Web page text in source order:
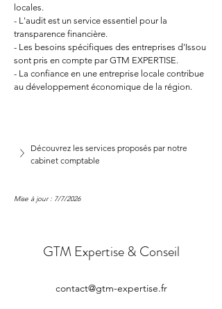
locales.
- L'audit est un service essentiel pour la
transparence financière.
- Les besoins spécifiques des entreprises d'Issou
sont pris en compte par GTM EXPERTISE.
- La confiance en une entreprise locale contribue
au développement économique de la région.
Découvrez les services proposés par notre
cabinet comptable
Mise à jour : 7/7/2026
GTM Expertise & Conseil
contact@gtm-expertise.fr